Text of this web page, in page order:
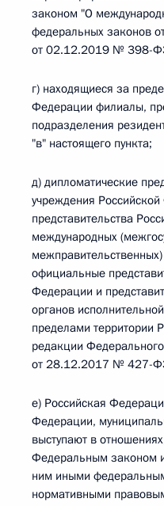
законом "О
федеральных законов
от 02.12.2019 № 398-
г) находящиеся за
Федерации филиалы,
подразделения
"в" настоящего пункта;
д) дипломатические
учреждения
представительства
международных
официальные
Федерации и
органов
пределами территории
редакции
от 28.12.2017 № 427-
е) Российская
Федерации,
выступают в
Федеральным законом
ним иными
нормативными